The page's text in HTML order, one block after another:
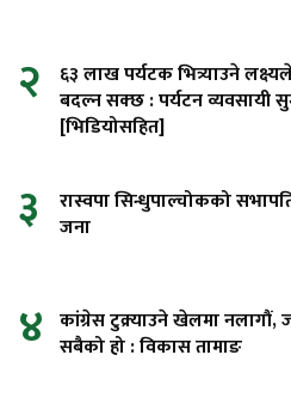
२
६३ लाख पर्यटक भित्र्याउने
बदल्न सक्छ : पर्यटन व्यवसायी
[भिडियोसहित]
३
रास्वपा सिन्धुपाल्चोकको
जना
४ कांग्रेस टुक्र्याउने खेलमा नलागौं,
सबैको हो : विकास तामाङ